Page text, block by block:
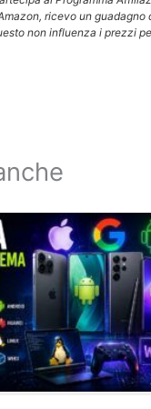
ricevo un guadagno
non influenza i prezzi